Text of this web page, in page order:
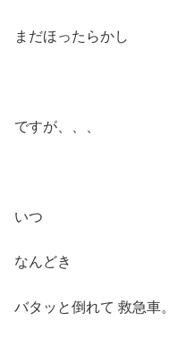
まだほったらかし
ですが、、、
いつ
なんどき
バタッと倒れて 救急車。